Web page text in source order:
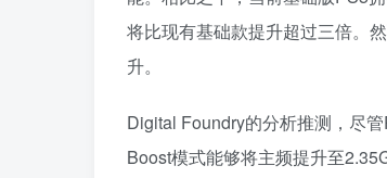
将比现有基础款提升超过三倍。
升。
Digital Foundry的分析推测，尽
Boost模式能够将主频提升至